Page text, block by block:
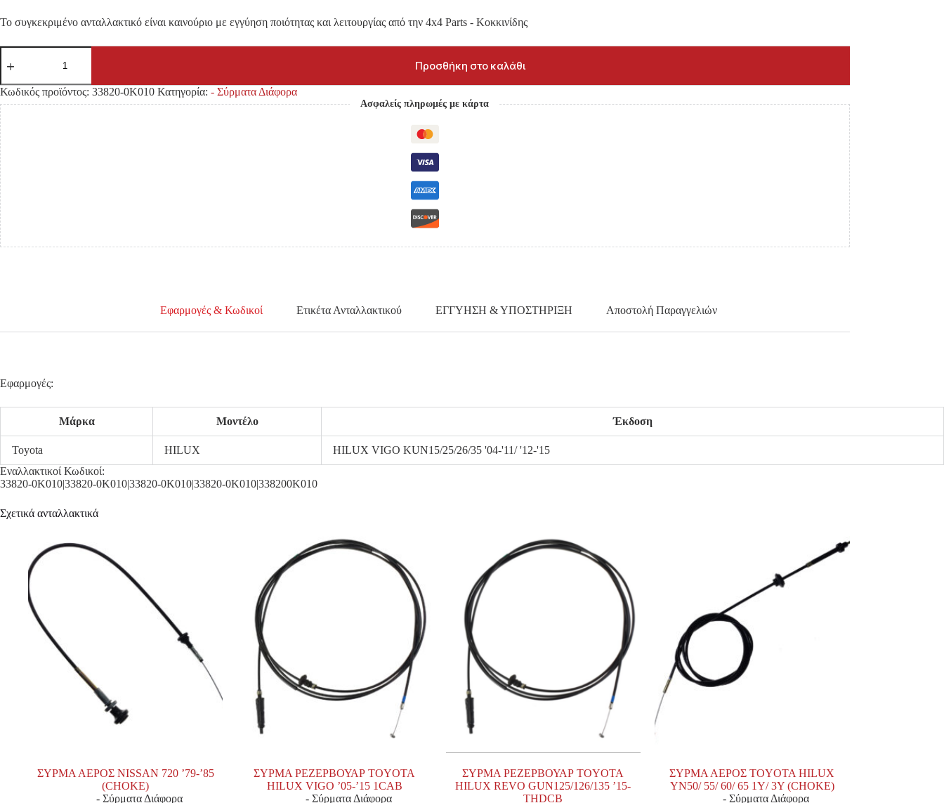
Το συγκεκριμένο ανταλλακτικό είναι καινούριο με εγγύηση ποιότητας και λειτουργίας από την 4x4 Parts - Κοκκινίδης
ΣΥΡΜΑ
ΜΕΤΑΔΟΣΗΣ
HILUX
VIGO
KUN15
ποσότητα
Προσθήκη στο καλάθι
Κωδικός προϊόντος: 33820-0K010 Κατηγορία: - Σύρματα Διάφορα
Ασφαλείς πληρωμές με κάρτα
Εφαρμογές & Κωδικοί Ετικέτα Ανταλλακτικού ΕΓΓΥΗΣΗ & ΥΠΟΣΤΗΡΙΞΗ Αποστολή Παραγγελιών
Εφαρμογές:
Μάρκα Μοντέλο Έκδοση
Toyota HILUX
HILUX VIGO KUN15/25/26/35 '04-'11/ '12-'15
Εναλλακτικοί Κωδικοί:
33820-0K010|33820-0K010|33820-0K010|33820-0K010|338200K010
Σχετικά ανταλλακτικά
ΣΥΡΜΑ ΑΕΡΟΣ NISSAN 720 ’79-’85
(CHOKE)
- Σύρματα Διάφορα
ΣΥΡΜΑ ΡΕΖΕΡΒΟΥΑΡ TOYOTA
HILUX VIGO ’05-’15 1CAB
- Σύρματα Διάφορα
ΣΥΡΜΑ ΡΕΖΕΡΒΟΥΑΡ TOYOTA
HILUX REVO GUN125/126/135 ’15-
THDCB
ΣΥΡΜΑ ΑΕΡΟΣ TOYOTA HILUX
YN50/ 55/ 60/ 65 1Y/ 3Y (CHOKE)
- Σύρματα Διάφορα